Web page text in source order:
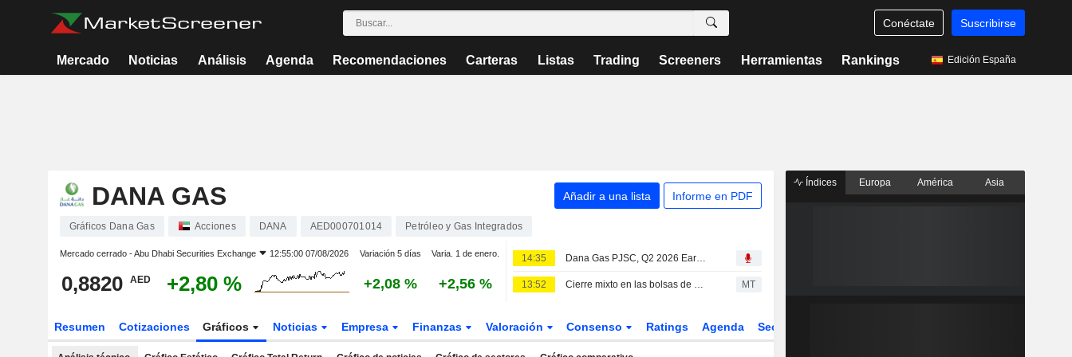
Conéctate Suscribirse
Mercado Noticias Análisis Agenda Recomendaciones Carteras Listas Trading Screeners Herramientas Rankings Edición España
DANA GAS Añadir a una lista Informe en PDF
Gráficos Dana Gas Acciones DANA AED000701014 Petróleo y Gas Integrados
Mercado cerrado -Abu Dhabi Securities Exchange 12:55:00 07/08/2026 Variación 5 días Varia. 1 de enero.
0,8820 AED +2,80 % +2,08 % +2,56 %
14:35 Dana Gas PJSC, Q2 2026 Earnings Call, Aug 07, 2026
13:52 Cierre mixto en las bolsas de Emiratos Árabes Unidos con los resultados empresariales como protagonistas MT
Resumen Cotizaciones Gráficos Noticias Empresa Finanzas Valoración Consenso Ratings Agenda Sector
Índices Europa América Asia